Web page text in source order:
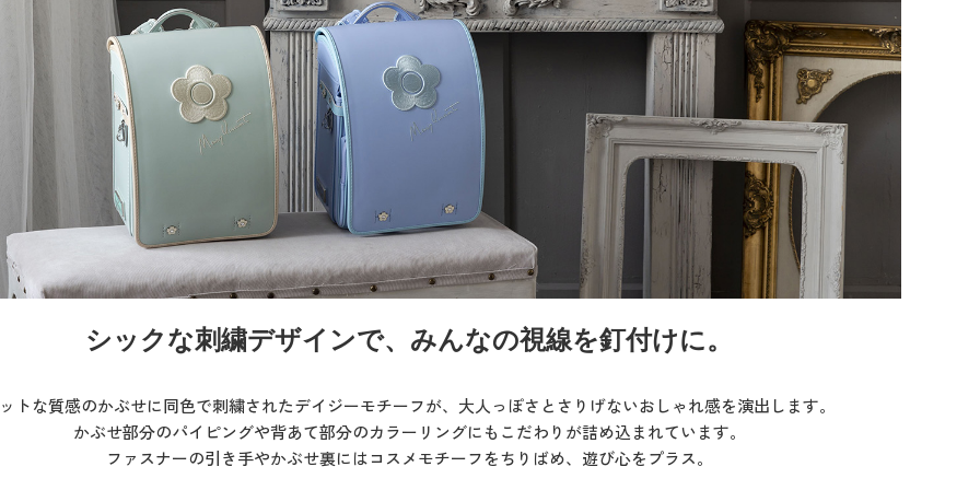
シックな刺繍デザインで、みんなの視線を釘付けに。
トな質感のかぶせに同色で刺繍されたデイジーモチーフが、大人っぽさとさりげないおしゃれ感を演出します。
かぶせ部分のパイピングや背あて部分のカラーリングにもこだわりが詰め込まれています。
ファスナーの引き手やかぶせ裏にはコスメモチーフをちりばめ、遊び心をプラス。